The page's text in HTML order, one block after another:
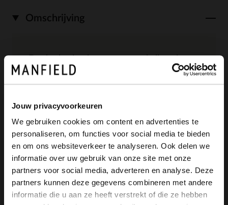
Jouw privacyvoorkeuren
We gebruiken cookies om content en advertenties te
personaliseren, om functies voor social media te bieden
en om ons websiteverkeer te analyseren. Ook delen we
informatie over uw gebruik van onze site met onze
partners voor social media, adverteren en analyse. Deze
partners kunnen deze gegevens combineren met andere
informatie die u aan ze heeft verstrekt of die ze hebben
Omschrijving
met hak van Manfield. De enkellaarsjes
de binnenzijde. we adviseren als
bescherming en verzorging de Collonil
Carbon pro.
×
View this website in English?
It looks like your language isn't Dutch. Would
you like to switch to English?